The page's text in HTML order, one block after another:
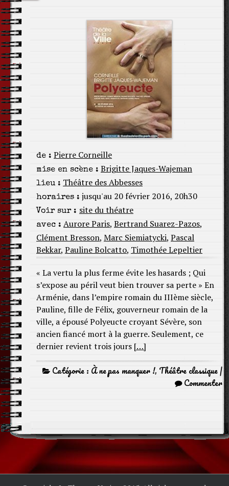
de : Pierre Corneille
mise en scène : Brigitte Jaques-Wajeman
lieu : Théâtre des Abbesses
horaires : jusqu'au 20 février 2016, 20h30
Voir sur : site du théatre
avec : Aurore Paris, Bertrand Suarez-Pazos,
Clément Bresson, Marc Siemiatycki, Pascal
Bekkar, Pauline Bolcatto, Timothée Lepeltier
« La vertu la plus ferme évite les hasards ; Qui
s’expose au péril veut bien trouver sa perte » En
Arménie, dans l’empire romain du IIIème siècle,
Pauline, fille de Félix, gouverneur romain de la
ville, a épousé Polyeucte croyant Sévère, son
ancien fiancé mort à la guerre. Seulement, ce
dernier revient trois jours […]
Catégorie : À ne pas manquer !, Théâtre classique|
Commenter